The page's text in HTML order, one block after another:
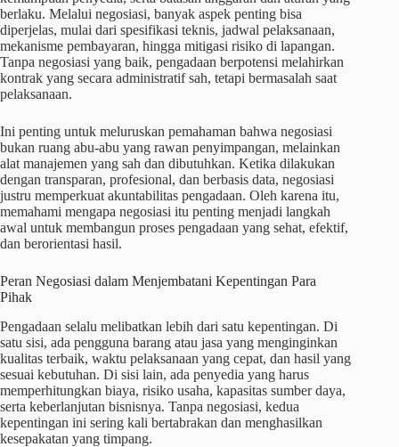
berlaku. Melalui negosiasi, banyak aspek penting bisa
diperjelas, mulai dari spesifikasi teknis, jadwal pelaksanaan,
mekanisme pembayaran, hingga mitigasi risiko di lapangan.
Tanpa negosiasi yang baik, pengadaan berpotensi melahirkan
kontrak yang secara administratif sah, tetapi bermasalah saat
pelaksanaan.
Ini penting untuk meluruskan pemahaman bahwa negosiasi
bukan ruang abu-abu yang rawan penyimpangan, melainkan
alat manajemen yang sah dan dibutuhkan. Ketika dilakukan
dengan transparan, profesional, dan berbasis data, negosiasi
justru memperkuat akuntabilitas pengadaan. Oleh karena itu,
memahami mengapa negosiasi itu penting menjadi langkah
awal untuk membangun proses pengadaan yang sehat, efektif,
dan berorientasi hasil.
Peran Negosiasi dalam Menjembatani Kepentingan Para
Pihak
Pengadaan selalu melibatkan lebih dari satu kepentingan. Di
satu sisi, ada pengguna barang atau jasa yang menginginkan
kualitas terbaik, waktu pelaksanaan yang cepat, dan hasil yang
sesuai kebutuhan. Di sisi lain, ada penyedia yang harus
memperhitungkan biaya, risiko usaha, kapasitas sumber daya,
serta keberlanjutan bisnisnya. Tanpa negosiasi, kedua
kepentingan ini sering kali bertabrakan dan menghasilkan
kesepakatan yang timpang.